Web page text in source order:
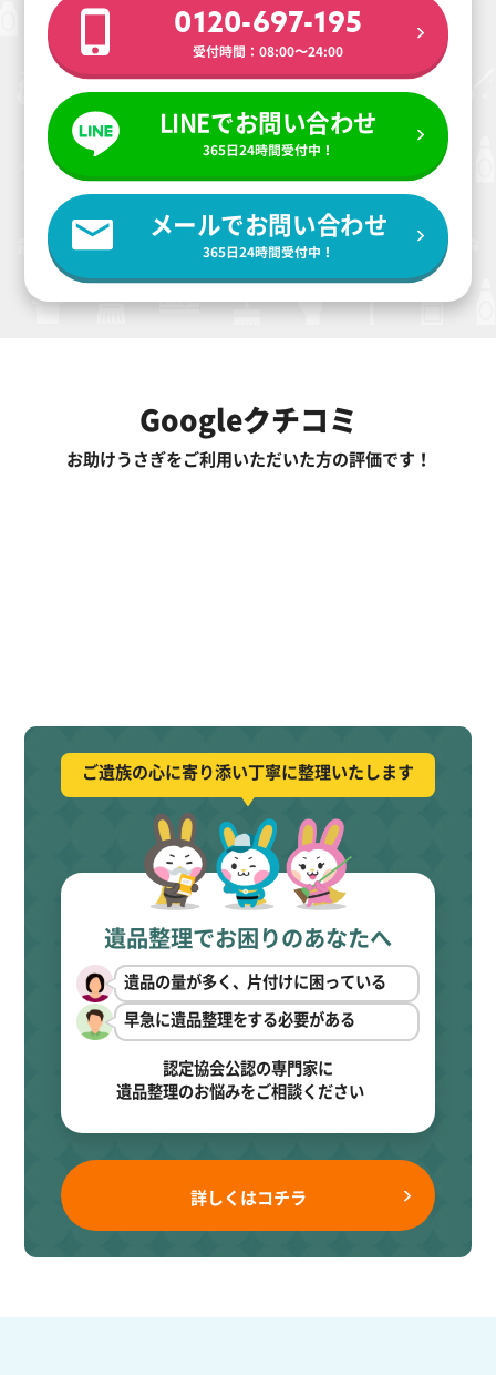
0120-697-195
受付時間：08:00〜24:00
LINEでお問い合わせ
365日24時間受付中！
メールでお問い合わせ
365日24時間受付中！
Googleクチコミ
お助けうさぎをご利用いただいた方の評価です！
ご遺族の心に寄り添い丁寧に整理いたします
遺品整理でお困りのあなたへ
遺品の量が多く、片付けに困っている
早急に遺品整理をする必要がある
認定協会公認の専門家に
遺品整理のお悩みをご相談ください
詳しくはコチラ